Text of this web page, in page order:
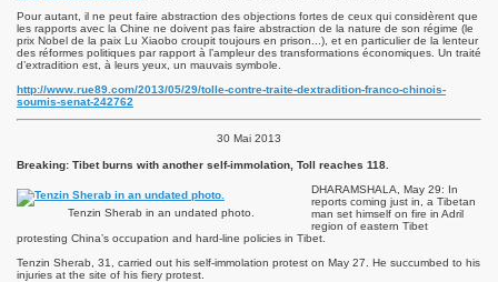
Pour autant, il ne peut faire abstraction des objections fortes de ceux qui considèrent que
les rapports avec la Chine ne doivent pas faire abstraction de la nature de son régime (le
prix Nobel de la paix Lu Xiaobo croupit toujours en prison...), et en particulier de la lenteur
des réformes politiques par rapport à l’ampleur des transformations économiques. Un traité
d’extradition est, à leurs yeux, un mauvais symbole.
http://www.rue89.com/2013/05/29/tolle-contre-traite-dextradition-franco-chinois-
soumis-senat-242762
30 Mai 2013
Breaking: Tibet burns with another self-immolation, Toll reaches 118.
Tenzin Sherab in an undated photo.
DHARAMSHALA, May 29: In
reports coming just in, a Tibetan
man set himself on fire in Adril
region of eastern Tibet
protesting China’s occupation and hard-line policies in Tibet.
Tenzin Sherab, 31, carried out his self-immolation protest on May 27. He succumbed to his
injuries at the site of his fiery protest.
Rinpoché au Népal.